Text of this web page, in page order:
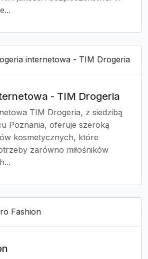
- TIM Drogeria
TIM Drogeria, z siedzibą
Poznania, oferuje szeroką
kosmetycznych, które
zarówno miłośników